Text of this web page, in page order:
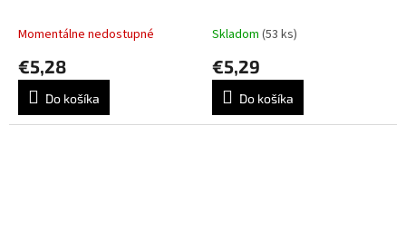
Momentálne nedostupné
€5,28
Do košíka
Skladom (53 ks)
€5,29
Do košíka